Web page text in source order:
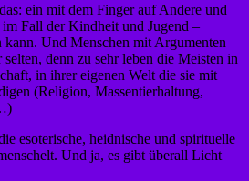
ein mit dem Finger auf Andere und
Fall der Kindheit und Jugend –
kann. Und Menschen mit Argumenten
denn zu sehr leben die Meisten in
in ihrer eigenen Welt die sie mit
(Religion, Massentierhaltung,
esoterische, heidnische und spirituelle
Und ja, es gibt überall Licht